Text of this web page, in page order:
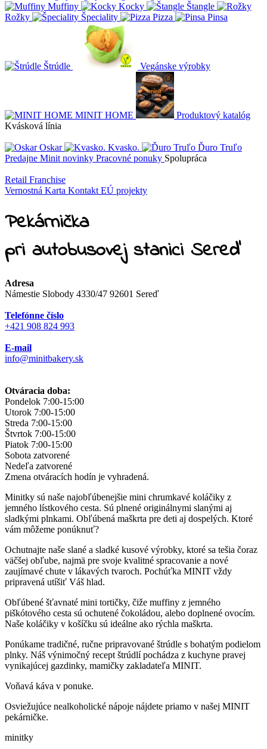
Muffiny
Kocky
Štangle
Rožky
Špeciality Pizza Pinsa
Štrúdle Vegánske výrobky
MINIT HOME
Produktový katalóg
Kvásková línia
Oskar Kvasko.
Ďuro Truľo
Predajne Minit novinky Pracovné ponuky Spolupráca
Retail Franchise
Vernostná Karta Kontakt EÚ projekty
Pekárnička
pri autobusovej stanici Sereď
Adresa
Námestie Slobody 4330/47 92601 Sereď
Telefónne číslo
+421 908 824 993
E-mail
info@minitbakery.sk
Otváracia doba:
Pondelok 7:00-15:00
Utorok 7:00-15:00
Streda 7:00-15:00
Štvrtok 7:00-15:00
Piatok 7:00-15:00
Sobota zatvorené
Nedeľa zatvorené
Zmena otváracích hodín je vyhradená.
Minitky sú naše najobľúbenejšie mini chrumkavé koláčiky z
jemného lístkového cesta. Sú plnené originálnymi slanými aj
sladkými plnkami. Obľúbená maškrta pre deti aj dospelých. Ktoré
vám môžeme ponúknuť?
Ochutnajte naše slané a sladké kusové výrobky, ktoré sa tešia čoraz
väčšej obľube, najmä pre svoje kvalitné spracovanie a nové
zaujímavé chute v lákavých tvaroch. Pochúťka MINIT vždy
pripravená utíšiť Váš hlad.
Obľúbené šťavnaté mini tortičky, čiže muffiny z jemného
piškótového cesta sú ochutené čokoládou, alebo doplnené ovocím.
Naše koláčiky v košíčku sú ideálne ako rýchla maškrta.
Ponúkame tradičné, ručne pripravované štrúdle s bohatým podielom
plnky. Náš výnimočný recept štrúdlí pochádza z kuchyne pravej
vynikajúcej gazdinky, mamičky zakladateľa MINIT.
Voňavá káva v ponuke.
Osviežujúce nealkoholické nápoje nájdete priamo v našej MINIT
pekárničke.
minitky